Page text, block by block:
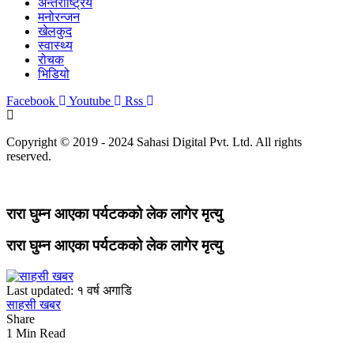
मनोरन्जन
खेलकुद
स्वास्थ्य
रोचक
भिडियो
Facebook
Youtube Rss
Copyright © 2019 - 2024 Sahasi Digital Pvt. Ltd. All rights
reserved.
रारा घुम्न आएका पर्यटकको लेक लागेर मृत्यु
रारा घुम्न आएका पर्यटकको लेक लागेर मृत्यु
Last updated: १ वर्ष अगाडि
साहसी खबर
Share
1 Min Read